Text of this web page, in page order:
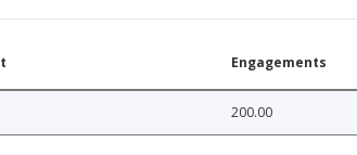
Engagements
200.00